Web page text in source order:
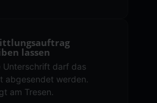
lassen
Unterschrift darf das
abgesendet werden.
am Tresen.